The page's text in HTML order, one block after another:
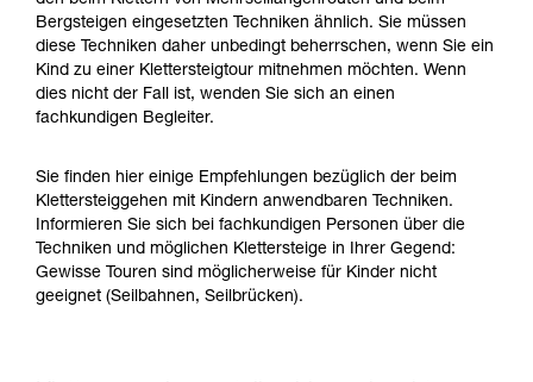
Bergsteigen eingesetzten Techniken ähnlich. Sie müssen
diese Techniken daher unbedingt beherrschen, wenn Sie ein
Kind zu einer Klettersteigtour mitnehmen möchten. Wenn
dies nicht der Fall ist, wenden Sie sich an einen
fachkundigen Begleiter.
Sie finden hier einige Empfehlungen bezüglich der beim
Klettersteiggehen mit Kindern anwendbaren Techniken.
Informieren Sie sich bei fachkundigen Personen über die
Techniken und möglichen Klettersteige in Ihrer Gegend:
Gewisse Touren sind möglicherweise für Kinder nicht
geeignet (Seilbahnen, Seilbrücken).